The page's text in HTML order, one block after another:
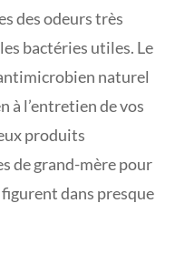
des odeurs très
bactéries utiles. Le
naturel
à l’entretien de vos
produits
de grand-mère pour
dans presque